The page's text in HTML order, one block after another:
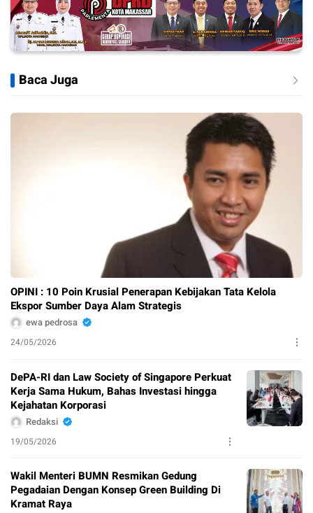
Baca Juga
OPINI : 10 Poin Krusial Penerapan Kebijakan Tata Kelola
Ekspor Sumber Daya Alam Strategis
ewa pedrosa
24/05/2026
DePA-RI dan Law Society of Singapore Perkuat
Kerja Sama Hukum, Bahas Investasi hingga
Kejahatan Korporasi
Redaksi
19/05/2026
Wakil Menteri BUMN Resmikan Gedung
Pegadaian Dengan Konsep Green Building Di
Kramat Raya